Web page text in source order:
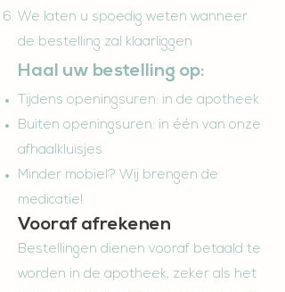
We laten u spoedig weten wanneer
de bestelling zal klaarliggen
Haal uw bestelling op:
Tijdens openingsuren: in de apotheek
Buiten openingsuren: in één van onze
afhaalkluisjes
Minder mobiel? Wij brengen de
medicatie!
Vooraf afrekenen
Bestellingen dienen vooraf betaald te
worden in de apotheek, zeker als het